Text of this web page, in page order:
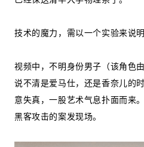
技术的魔力，需以一个实验来说
视频中，不明身份男子（该角色
说不清是爱马仕，还是香奈儿的
意失真，一股艺术气息扑面而来
黑客攻击的案发现场。